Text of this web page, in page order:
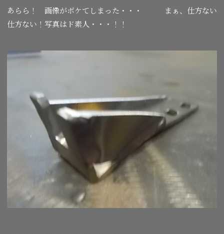
あらら！ 画像がボケてしまった・・・ まぁ、仕方ない
仕方ない！写真はド素人・・・！！